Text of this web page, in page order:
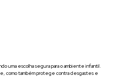
uma escolha segura para o ambiente infantil.
como também protege contra desgastes e